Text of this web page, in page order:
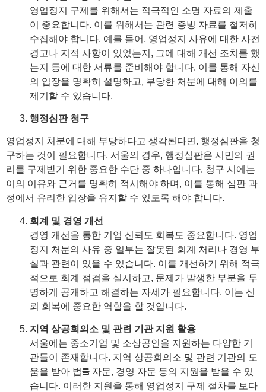
영업정지 구제를 위해서는 적극적인 소명 자료의 제출
이 중요합니다. 이를 위해서는 관련 증빙 자료를 철저히
수집해야 합니다. 예를 들어, 영업정지 사유에 대한 사전
경고나 지적 사항이 있었는지, 그에 대해 개선 조치를 했
는지 등에 대한 서류를 준비해야 합니다. 이를 통해 자신
의 입장을 명확히 설명하고, 부당한 처분에 대해 이의를
제기할 수 있습니다.
행정심판 청구
영업정지 처분에 대해 부당하다고 생각된다면, 행정심판을 청
구하는 것이 필요합니다. 서울의 경우, 행정심판은 시민의 권
리를 구제받기 위한 중요한 수단 중 하나입니다. 청구 시에는
이의 이유와 근거를 명확히 적시해야 하며, 이를 통해 심판 과
정에서 유리한 입장을 유지할 수 있도록 해야 합니다.
회계 및 경영 개선
경영 개선을 통한 기업 신뢰도 회복도 중요합니다. 영업
정지 처분의 사유 중 일부는 잘못된 회계 처리나 경영 부
실과 관련이 있을 수 있습니다. 이를 개선하기 위해 적극
적으로 회계 점검을 실시하고, 문제가 발생한 부분을 투
명하게 공개하고 해결하는 자세가 필요합니다. 이는 신
뢰 회복에 중요한 역할을 할 것입니다.
지역 상공회의소 및 관련 기관 지원 활용
서울에는 중소기업 및 소상공인을 지원하는 다양한 기
관들이 존재합니다. 지역 상공회의소 및 관련 기관의 도
움을 받아 법률 자문, 경영 자문 등의 지원을 받을 수 있
습니다. 이러한 지원을 통해 영업정지 구제 절차를 보다